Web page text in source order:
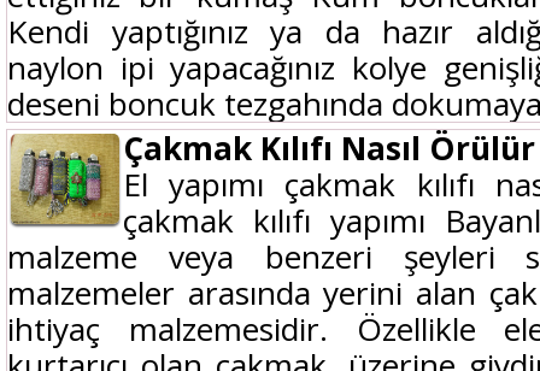
Kendi yaptığınız ya da hazır
naylon ipi yapacağınız kolye
deseni boncuk tezgahında
Çakmak Kılıfı Nasıl Örülür
El yapımı çakmak kılıfı
çakmak kılıfı yapımı
malzeme veya benzeri şeyleri
malzemeler arasında yerini alan
ihtiyaç malzemesidir. Özellikle